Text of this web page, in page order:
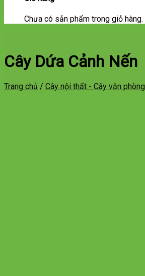
Chưa có sản phẩm trong giỏ hàng.
Cây Dứa Cảnh Nến
Trang chủ / Cây nội thất - Cây văn phòng